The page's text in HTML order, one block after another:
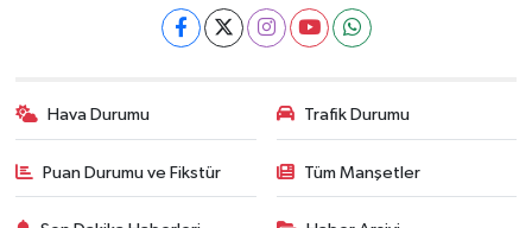
Hava Durumu Trafik Durumu
Puan Durumu ve Fikstür Tüm Manşetler